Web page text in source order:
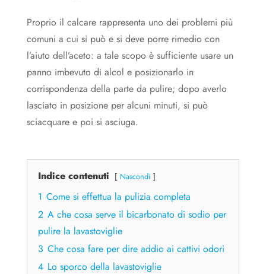
Proprio il calcare rappresenta uno dei problemi più
comuni a cui si può e si deve porre rimedio con
l’aiuto dell’aceto: a tale scopo è sufficiente usare un
panno imbevuto di alcol e posizionarlo in
corrispondenza della parte da pulire; dopo averlo
lasciato in posizione per alcuni minuti, si può
sciacquare e poi si asciuga.
Indice contenuti Nascondi
1 Come si effettua la pulizia completa
2 A che cosa serve il bicarbonato di sodio per
pulire la lavastoviglie
3 Che cosa fare per dire addio ai cattivi odori
4 Lo sporco della lavastoviglie